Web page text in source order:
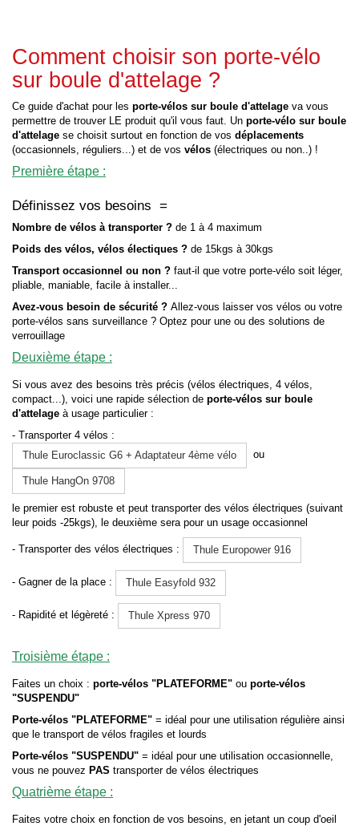
Comment choisir son porte-vélo
sur boule d'attelage ?
Ce guide d'achat pour les porte-vélos sur boule d'attelage va vous
permettre de trouver LE produit qu'il vous faut. Un porte-vélo sur boule
d'attelage se choisit surtout en fonction de vos déplacements
(occasionnels, réguliers...) et de vos vélos (électriques ou non..) !
Première étape :
Définissez vos besoins =
Nombre de vélos à transporter ? de 1 à 4 maximum
Poids des vélos, vélos électiques ? de 15kgs à 30kgs
Transport occasionnel ou non ? faut-il que votre porte-vélo soit léger,
pliable, maniable, facile à installer...
Avez-vous besoin de sécurité ? Allez-vous laisser vos vélos ou votre
porte-vélos sans surveillance ? Optez pour une ou des solutions de
verrouillage
Deuxième étape :
Si vous avez des besoins très précis (vélos électriques, 4 vélos,
compact...), voici une rapide sélection de porte-vélos sur boule
d'attelage à usage particulier :
- Transporter 4 vélos :
Thule Euroclassic G6 + Adaptateur 4ème vélo
ou
Thule HangOn 9708
le premier est robuste et peut transporter des vélos électriques (suivant
leur poids -25kgs), le deuxième sera pour un usage occasionnel
- Transporter des vélos électriques : Thule Europower 916
- Gagner de la place : Thule Easyfold 932
- Rapidité et légèreté : Thule Xpress 970
Troisième étape :
Faites un choix : porte-vélos "PLATEFORME" ou porte-vélos
"SUSPENDU"
Porte-vélos "PLATEFORME" = idéal pour une utilisation régulière ainsi
que le transport de vélos fragiles et lourds
Porte-vélos "SUSPENDU" = idéal pour une utilisation occasionnelle,
vous ne pouvez PAS transporter de vélos électriques
Quatrième étape :
Faites votre choix en fonction de vos besoins, en jetant un coup d'oeil